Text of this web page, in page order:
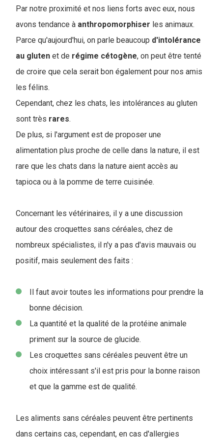
Par notre proximité et nos liens forts avec eux, nous
avons tendance à anthropomorphiser les animaux.
Parce qu'aujourd'hui, on parle beaucoup d'intolérance
au gluten et de régime cétogène, on peut être tenté
de croire que cela serait bon également pour nos amis
les félins.
Cependant, chez les chats, les intolérances au gluten
sont très rares.
De plus, si l'argument est de proposer une
alimentation plus proche de celle dans la nature, il est
rare que les chats dans la nature aient accès au
tapioca ou à la pomme de terre cuisinée.
Concernant les vétérinaires, il y a une discussion
autour des croquettes sans céréales, chez de
nombreux spécialistes, il n'y a pas d'avis mauvais ou
positif, mais seulement des faits :
Il faut avoir toutes les informations pour prendre la
bonne décision.
La quantité et la qualité de la protéine animale
priment sur la source de glucide.
Les croquettes sans céréales peuvent être un
choix intéressant s'il est pris pour la bonne raison
et que la gamme est de qualité.
Les aliments sans céréales peuvent être pertinents
dans certains cas, cependant, en cas d'allergies